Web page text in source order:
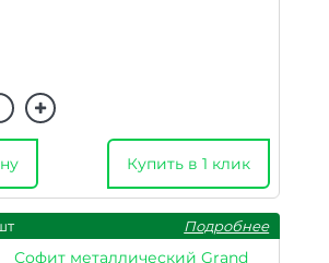
Купить в 1 клик
Подробнее
Софит металлический Grand